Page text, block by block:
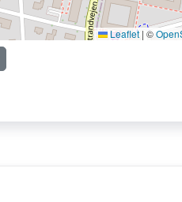
Leaflet | ©